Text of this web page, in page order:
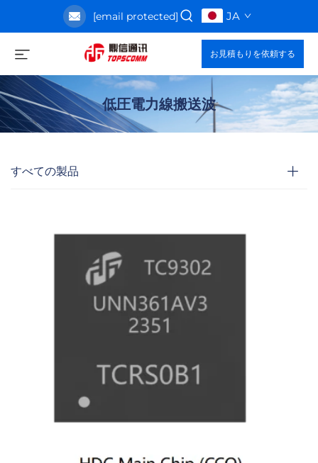
[email protected] JA
お見積もりを依頼する
低圧電力線搬送波
すべての製品